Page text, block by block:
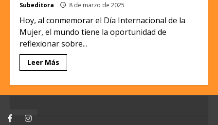
Subeditora 8 de marzo de 2025
Hoy, al conmemorar el Día Internacional de la
Mujer, el mundo tiene la oportunidad de
reflexionar sobre...
Leer Más
FacebookInstagram